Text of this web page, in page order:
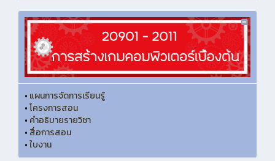
• แผนการจัดการเรียนรู้
•โครงการสอน
• คำอธิบายรายวิชา
• สื่อการสอน
•ใบงาน